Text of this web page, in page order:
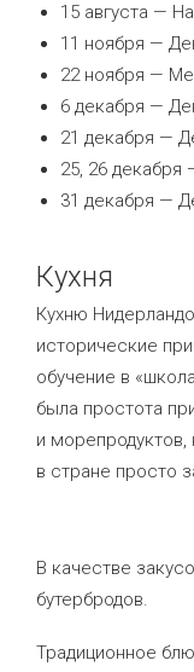
15 августа —
11 ноября —
22 ноября —
6 декабря —
21 декабря —
25, 26 декабря
31 декабря —
Кухня
Кухню
исторические
обучение в
была простота
и
в стране просто
В качестве
бутербродов.
Традиционное